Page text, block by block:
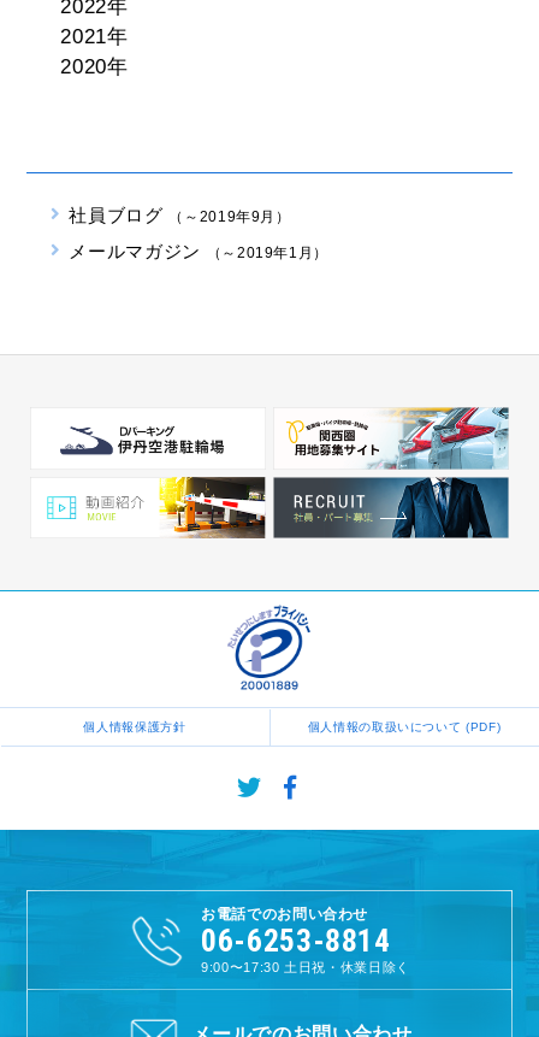
2022年
2021年
2020年
社員ブログ （～2019年9月）
メールマガジン （～2019年1月）
個人情報保護方針 個人情報の取扱いについて (PDF)
お電話でのお問い合わせ
06-6253-8814
9:00〜17:30 土日祝・休業日除く